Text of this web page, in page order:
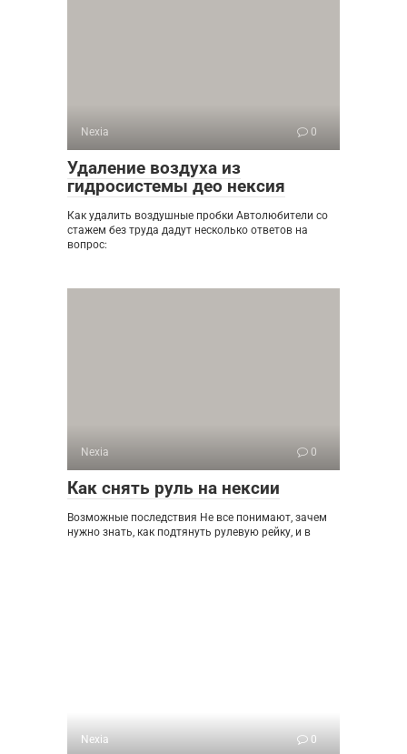
Nexia 0
Удаление воздуха из
гидросистемы део нексия
Как удалить воздушные пробки Автолюбители со
стажем без труда дадут несколько ответов на
вопрос:
Nexia 0
Как снять руль на нексии
Возможные последствия Не все понимают, зачем
нужно знать, как подтянуть рулевую рейку, и в
Nexia 0